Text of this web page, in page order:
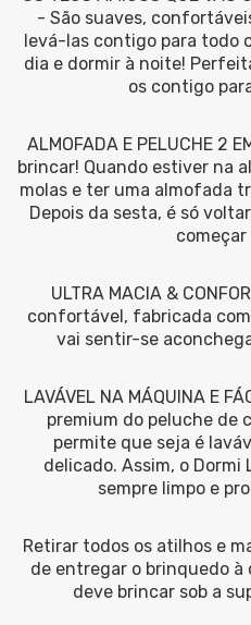
- São suaves,
levá-las contigo para todo
dia e dormir à noite!
os contigo
ALMOFADA E PELUCHE 2
brincar! Quando estiver na
molas e ter uma almofada
Depois da sesta, é só
começar
ULTRA MACIA &
confortável, fabricada
vai sentir-se
LAVÁVEL NA MÁQUINA E
premium do peluche de
permite que seja é
delicado. Assim, o
sempre limpo e
Retirar todos os atilhos e
de entregar o brinquedo
deve brincar sob a